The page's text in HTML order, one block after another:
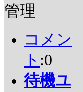
管理
コメン
ト :0
待機ユ